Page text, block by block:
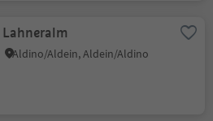
Lahneralm
Aldino/Aldein, Aldein/Aldino